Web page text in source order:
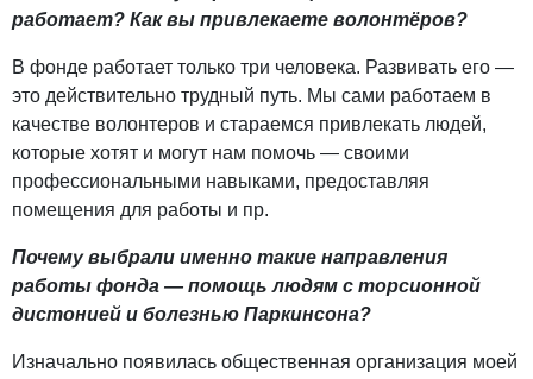
работает? Как вы привлекаете волонтёров?
В фонде работает только три человека. Развивать его —
это действительно трудный путь. Мы сами работаем в
качестве волонтеров и стараемся привлекать людей,
которые хотят и могут нам помочь — своими
профессиональными навыками, предоставляя
помещения для работы и пр.
Почему выбрали именно такие направления
работы фонда — помощь людям с торсионной
дистонией и болезнью Паркинсона?
Изначально появилась общественная организация моей